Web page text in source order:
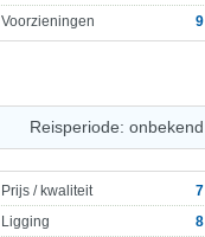
Voorzieningen
9
Reisperiode: onbekend
Prijs / kwaliteit
7
Ligging
8